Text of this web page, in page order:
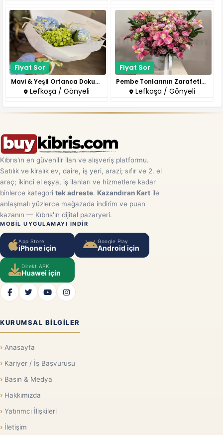
Fiyat Sor
Mavi & Yeşil Ortanca Dokunuşla..
Lefkoşa / Gönyeli
Fiyat Sor
Pembe Tonlarının Zarafetini Ta..
Lefkoşa / Gönyeli
Kıbrıs'ın en güvenilir ilan ve alışveriş platformu.
Satılık ve kiralık ev, daire, iş yeri, arazi; sıfır ve 2. el
araç; ikinci el eşya, iş ilanları ve hizmetlere kadar
binlerce kategori tek adreste. Kazandıran Kart ile
anlaşmalı yüzlerce mağazada indirim ve puan
kazanın — Kıbrıs'ın dijital pazaryeri.
MOBIL UYGULAMAYI INDIR
App Store
iPhone için
Google Play
Android için
Direkt APK
Huawei için
KURUMSAL BILGILER
Anasayfa
Kariyer / İş Başvurusu
Basın & Medya
Hakkımızda
Yatırımcı İlişkileri
İletişim